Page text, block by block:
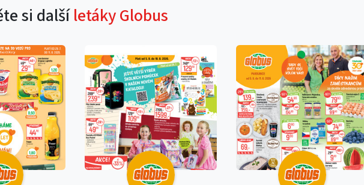
si dalšíletáky Globus